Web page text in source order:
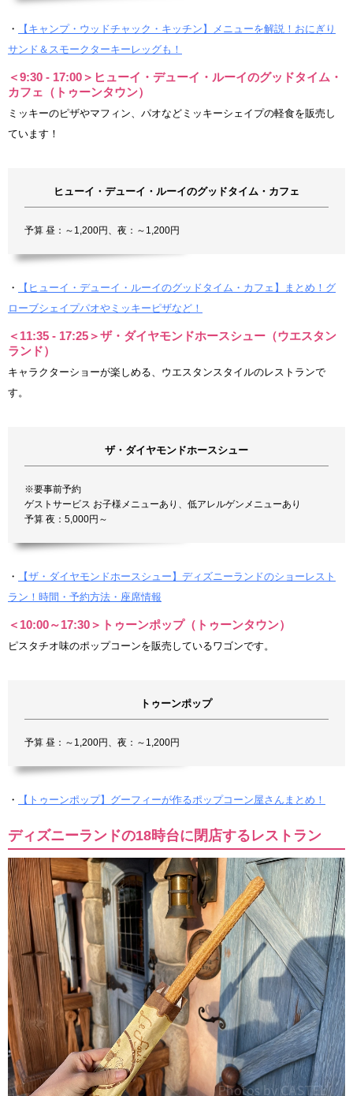
・
【キャンプ・ウッドチャック・キッチン】メニューを解説！おにぎり
サンド＆スモークターキーレッグも！
＜9:30 - 17:00＞ヒューイ・デューイ・ルーイのグッドタイム・
カフェ（トゥーンタウン）
ミッキーのピザやマフィン、パオなどミッキーシェイプの軽食を販売し
ています！
ヒューイ・デューイ・ルーイのグッドタイム・カフェ
予算 昼：～1,200円、夜：～1,200円
・
【ヒューイ・デューイ・ルーイのグッドタイム・カフェ】まとめ！グ
ローブシェイプパオやミッキーピザなど！
＜11:35 - 17:25＞ザ・ダイヤモンドホースシュー（ウエスタン
ランド）
キャラクターショーが楽しめる、ウエスタンスタイルのレストランで
す。
ザ・ダイヤモンドホースシュー
※要事前予約
ゲストサービス お子様メニューあり、低アレルゲンメニューあり
予算 夜：5,000円～
・
【ザ・ダイヤモンドホースシュー】ディズニーランドのショーレスト
ラン！時間・予約方法・座席情報
＜10:00～17:30＞トゥーンポップ（トゥーンタウン）
ピスタチオ味のポップコーンを販売しているワゴンです。
トゥーンポップ
予算 昼：～1,200円、夜：～1,200円
・ 【トゥーンポップ】グーフィーが作るポップコーン屋さんまとめ！
ディズニーランドの18時台に閉店するレストラン